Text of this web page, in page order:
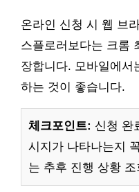
온라인 신청 시 웹 브
스플로러보다는 크롬
장합니다. 모바일에서
하는 것이 좋습니다.
체크포인트: 신청 완
시지가 나타나는지
는 추후 진행 상황